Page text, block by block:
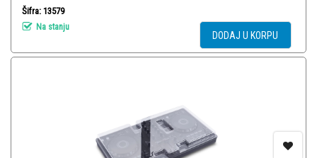
Šifra: 13579
Na stanju
DODAJ U KORPU